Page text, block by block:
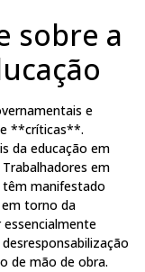
sobre a
e
**críticas**.
da educação em
em
têm manifestado
torno da
de mão de obra.